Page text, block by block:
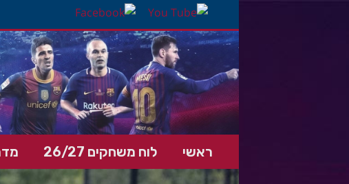
ראשי לוח משחקים 26/27